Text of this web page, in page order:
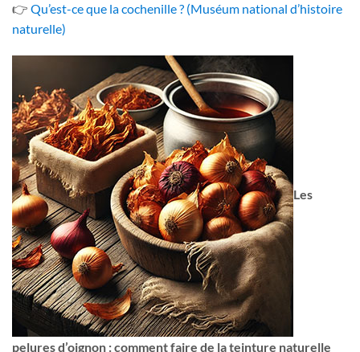
👉 Qu’est-ce que la cochenille ? (Muséum national d’histoire
naturelle)
Les
pelures d’oignon : comment faire de la teinture naturelle